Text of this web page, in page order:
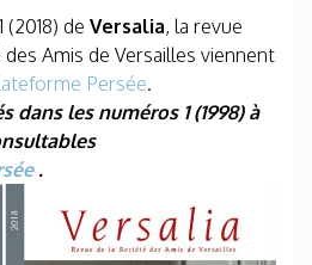
(2018) de Versalia, la revue
Amis de Versailles viennent
Persée.
dans les numéros 1 (1998) à
.